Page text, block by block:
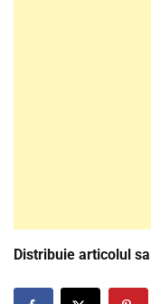
Distribuie articolul